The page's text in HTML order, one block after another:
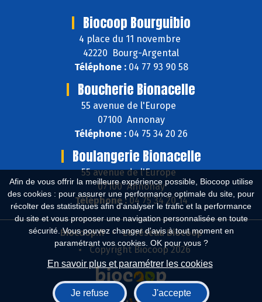
Afin de vous offrir la meilleure expérience possible, Biocoop utilise
des cookies : pour assurer une performance optimale du site, pour
récolter des statistiques afin d'analyser le trafic et la performance
du site et vous proposer une navigation personnalisée en toute
sécurité. Vous pouvez changer d'avis à tout moment en
paramétrant vos cookies. OK pour vous ?
En savoir plus et paramétrer les cookies
Je refuse J'accepte
Biocoop Bourguibio
4 place du 11 novembre
42220 Bourg-Argental
Téléphone :04 77 93 90 58
Boucherie Bionacelle
55 avenue de l'Europe
07100 Annonay
Téléphone : 04 75 34 20 26
Boulangerie Bionacelle
55 avenue de l'Europe
07100 Annonay
Téléphone :04 75 34 20 14
Biocoop.fr
Le réseau Biocoop
Copyright Biocoop 2026